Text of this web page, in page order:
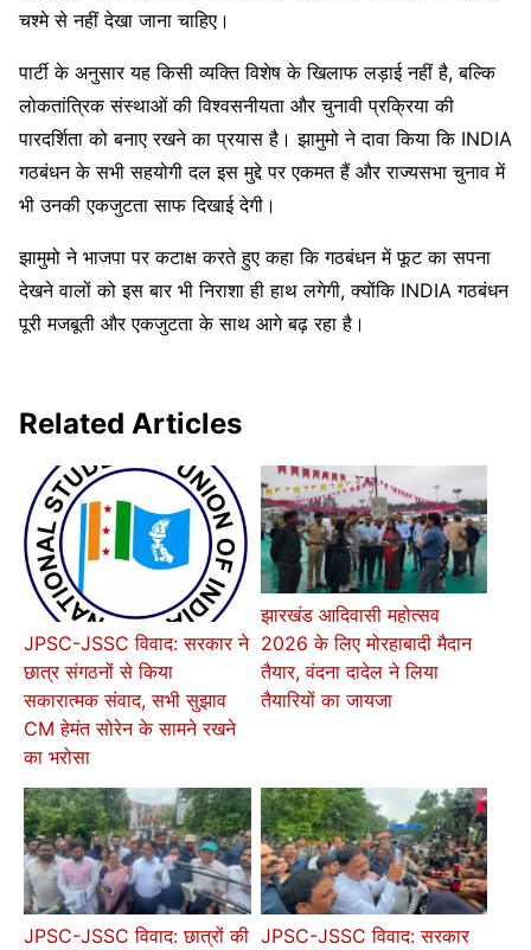
चश्मे से नहीं देखा जाना चाहिए।
पार्टी के अनुसार यह किसी व्यक्ति विशेष के खिलाफ लड़ाई नहीं है, बल्कि
लोकतांत्रिक संस्थाओं की विश्वसनीयता और चुनावी प्रक्रिया की
पारदर्शिता को बनाए रखने का प्रयास है। झामुमो ने दावा किया कि INDIA
गठबंधन के सभी सहयोगी दल इस मुद्दे पर एकमत हैं और राज्यसभा चुनाव में
भी उनकी एकजुटता साफ दिखाई देगी।
झामुमो ने भाजपा पर कटाक्ष करते हुए कहा कि गठबंधन में फूट का सपना
देखने वालों को इस बार भी निराशा ही हाथ लगेगी, क्योंकि INDIA गठबंधन
पूरी मजबूती और एकजुटता के साथ आगे बढ़ रहा है।
Related Articles
JPSC-JSSC विवाद: सरकार ने
छात्र संगठनों से किया
सकारात्मक संवाद, सभी सुझाव
CM हेमंत सोरेन के सामने रखने
का भरोसा
झारखंड आदिवासी महोत्सव
2026 के लिए मोरहाबादी मैदान
तैयार, वंदना दादेल ने लिया
तैयारियों का जायजा
JPSC-JSSC विवाद: छात्रों की JPSC-JSSC विवाद: सरकार